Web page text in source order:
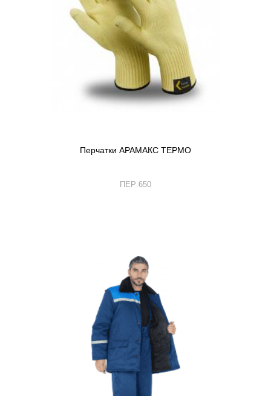
Перчатки АРАМАКС ТЕРМО
ПЕР 650